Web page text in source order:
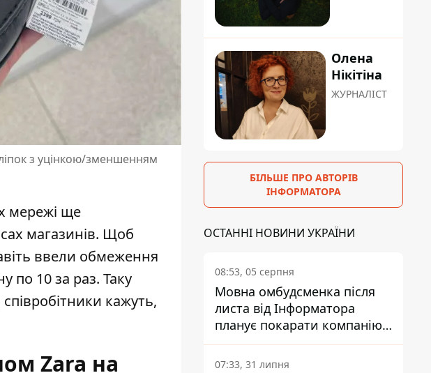
з уцінкою/зменшенням
мережі ще
магазинів. Щоб
ввели обмеження
по 10 за раз. Таку
кажуть,
Zara на
Олена
Нікітіна
ЖУРНАЛІСТ
БІЛЬШЕ ПРО АВТОРІВ
ІНФОРМАТОРА
ОСТАННІ НОВИНИ УКРАЇНИ
08:53, 05 серпня
Мовна омбудсменка після
листа від Інформатора
планує покарати компанію-
підрядника ПриватБанку
07:33, 31 липня